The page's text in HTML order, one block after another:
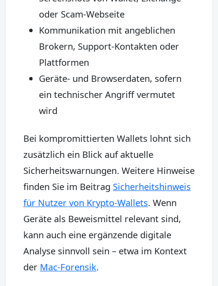
oder Scam-Webseite
Kommunikation mit angeblichen
Brokern, Support-Kontakten oder
Plattformen
Geräte- und Browserdaten, sofern
ein technischer Angriff vermutet
wird
Bei kompromittierten Wallets lohnt sich
zusätzlich ein Blick auf aktuelle
Sicherheitswarnungen. Weitere Hinweise
finden Sie im Beitrag Sicherheitshinweis
für Nutzer von Krypto-Wallets. Wenn
Geräte als Beweismittel relevant sind,
kann auch eine ergänzende digitale
Analyse sinnvoll sein – etwa im Kontext
der Mac-Forensik.